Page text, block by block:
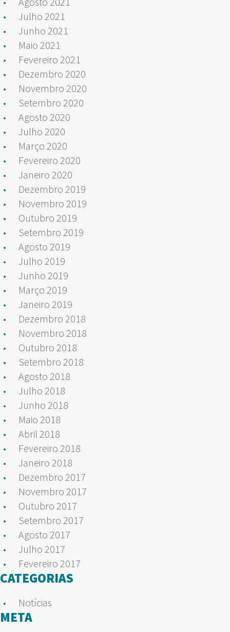
Julho 2021
Junho 2021
Maio 2021
Fevereiro 2021
Dezembro 2020
Novembro 2020
Setembro 2020
Agosto 2020
Julho 2020
Março 2020
Fevereiro 2020
Janeiro 2020
Dezembro 2019
Novembro 2019
Outubro 2019
Setembro 2019
Agosto 2019
Julho 2019
Junho 2019
Março 2019
Janeiro 2019
Dezembro 2018
Novembro 2018
Outubro 2018
Setembro 2018
Agosto 2018
Julho 2018
Junho 2018
Maio 2018
Abril 2018
Fevereiro 2018
Janeiro 2018
Dezembro 2017
Novembro 2017
Outubro 2017
Setembro 2017
Agosto 2017
Julho 2017
Fevereiro 2017
CATEGORIAS
Notícias
META